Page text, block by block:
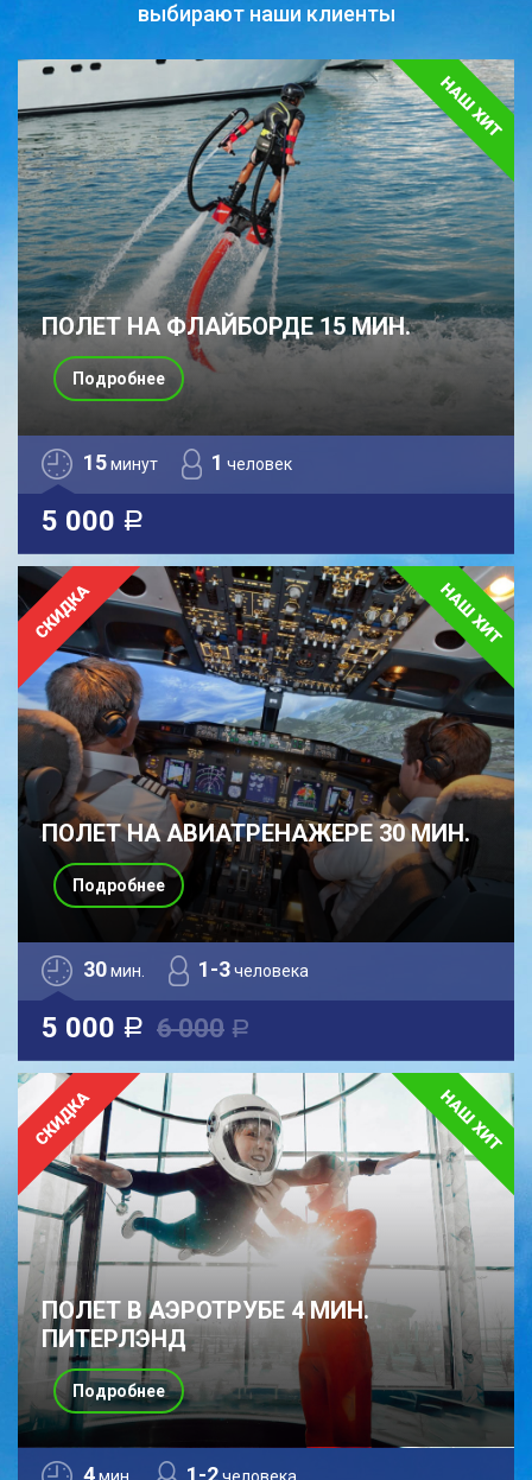
выбирают наши клиенты
ПОЛЕТ НА ФЛАЙБОРДЕ 15 МИН.
15минут 1 человек
5 000 a
Подробнее
ПОЛЕТ НА АВИАТРЕНАЖЕРЕ 30 МИН.
30мин. 1-3человека
5 000 a 6 000 a
Подробнее
ПОЛЕТ В АЭРОТРУБЕ 4 МИН.
ПИТЕРЛЭНД
Подробнее